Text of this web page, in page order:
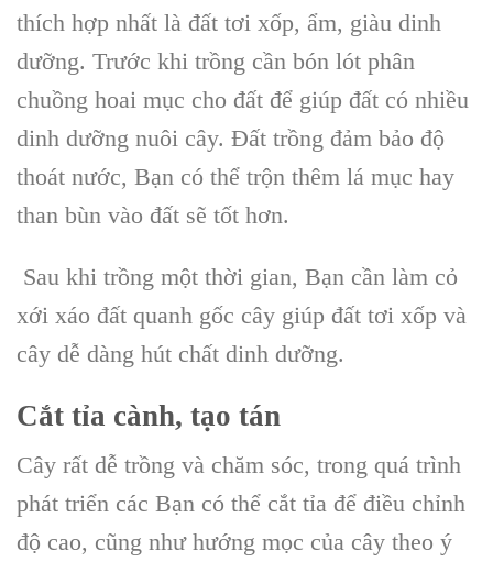
thích hợp nhất là đất tơi xốp, ẩm, giàu dinh
dưỡng. Trước khi trồng cần bón lót phân
chuồng hoai mục cho đất để giúp đất có nhiều
dinh dưỡng nuôi cây. Đất trồng đảm bảo độ
thoát nước, Bạn có thể trộn thêm lá mục hay
than bùn vào đất sẽ tốt hơn.
Sau khi trồng một thời gian, Bạn cần làm cỏ
xới xáo đất quanh gốc cây giúp đất tơi xốp và
cây dễ dàng hút chất dinh dưỡng.
Cắt tỉa cành, tạo tán
Cây rất dễ trồng và chăm sóc, trong quá trình
phát triển các Bạn có thể cắt tỉa để điều chỉnh
độ cao, cũng như hướng mọc của cây theo ý